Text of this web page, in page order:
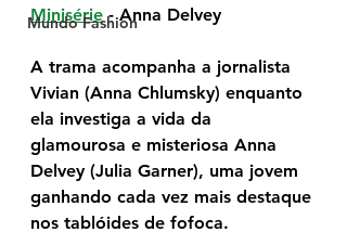
Mundo Fashion
Minisérie - Anna Delvey
A trama acompanha a jornalista
Vivian (Anna Chlumsky) enquanto
ela investiga a vida da
glamourosa e misteriosa Anna
Delvey (Julia Garner), uma jovem
ganhando cada vez mais destaque
nos tablóides de fofoca.